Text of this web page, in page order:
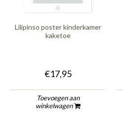
Lilipinso poster kinderkamer
kaketoe
€17,95
Toevoegen aan
winkelwagen